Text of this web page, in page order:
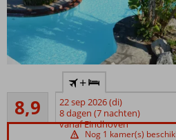
het
strand
8,9
Aanrader
18
beoordelingen
+
22 sep 2026 (di)
8 dagen (7 nachten)
vanaf Eindhoven
Nog 1 kamer(s)